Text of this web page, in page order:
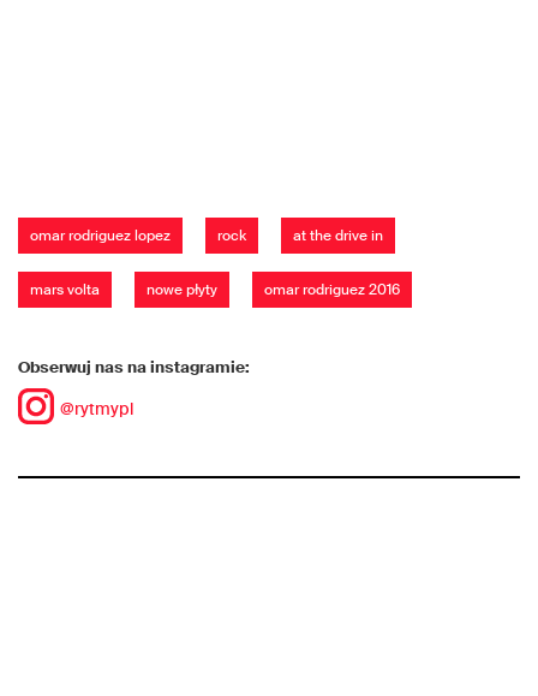
omar rodriguez lopez rock at the drive in
mars volta nowe płyty omar rodriguez 2016
Obserwuj nas na instagramie:
@rytmypl